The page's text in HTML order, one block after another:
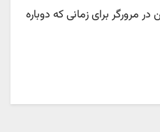
مرورگر برای زمانی که دوباره